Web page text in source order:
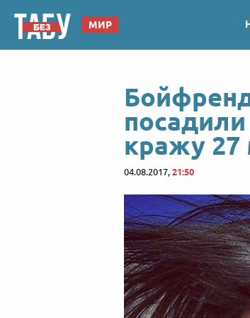
МИР
кражу 27
04.08.2017, 21:50